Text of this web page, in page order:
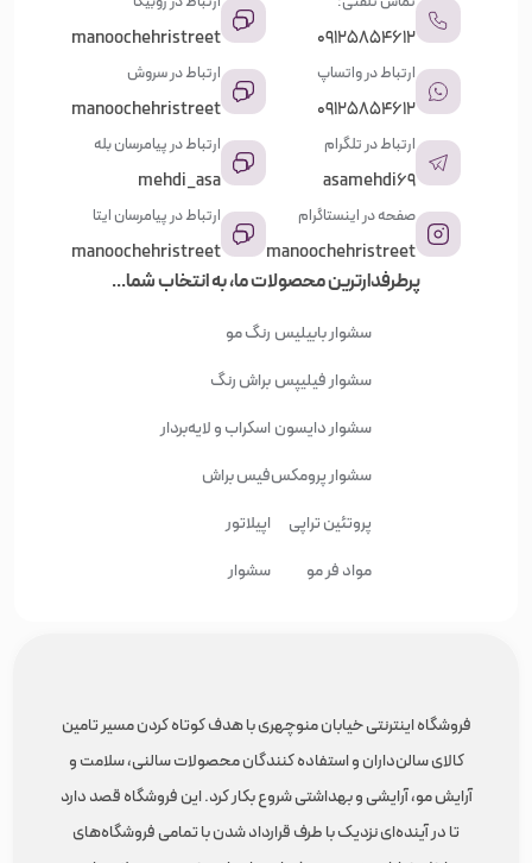
09125854612
ارتباط در واتساپ
09125854612
ارتباط در تلگرام
asamehdi69
صفحه در اینستاگرام
manoochehristreet
manoochehristreet
ارتباط در سروش
manoochehristreet
ارتباط در پیامرسان بله
mehdi_asa
ارتباط در پیامرسان ایتا
manoochehristreet
پرطرفدارترین محصولات ما، به انتخاب شما...
سشوار بابیلیس
سشوار فیلیپس
سشوار دایسون
سشوار پرومکس
پروتئین تراپی
مواد فر مو
رنگ مو
براش رنگ
اسکراب و لایه‌بردار
فیس براش
اپیلاتور
سشوار
فروشگاه اینترنتی خیابان منوچهری با هدف کوتاه کردن مسیر تامین
کالای سالن‌داران و استفاده کنندگان محصولات سالنی، سلامت و
آرایش مو، آرایشی و بهداشتی شروع بکار کرد. این فروشگاه قصد دارد
تا در آینده‌ای نزدیک با طرف قرارداد شدن با تمامی فروشگاه‌های